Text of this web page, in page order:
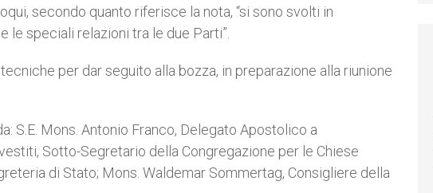
secondo quanto riferisce la nota, “si sono svolti in
le speciali relazioni tra le due Parti”.
per dar seguito alla bozza, in preparazione alla riunione
S.E. Mons. Antonio Franco, Delegato Apostolico a
Sotto-Segretario della Congregazione per le Chiese
di Stato; Mons. Waldemar Sommertag, Consigliere della